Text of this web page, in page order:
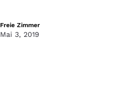
Freie Zimmer
Mai 3, 2019